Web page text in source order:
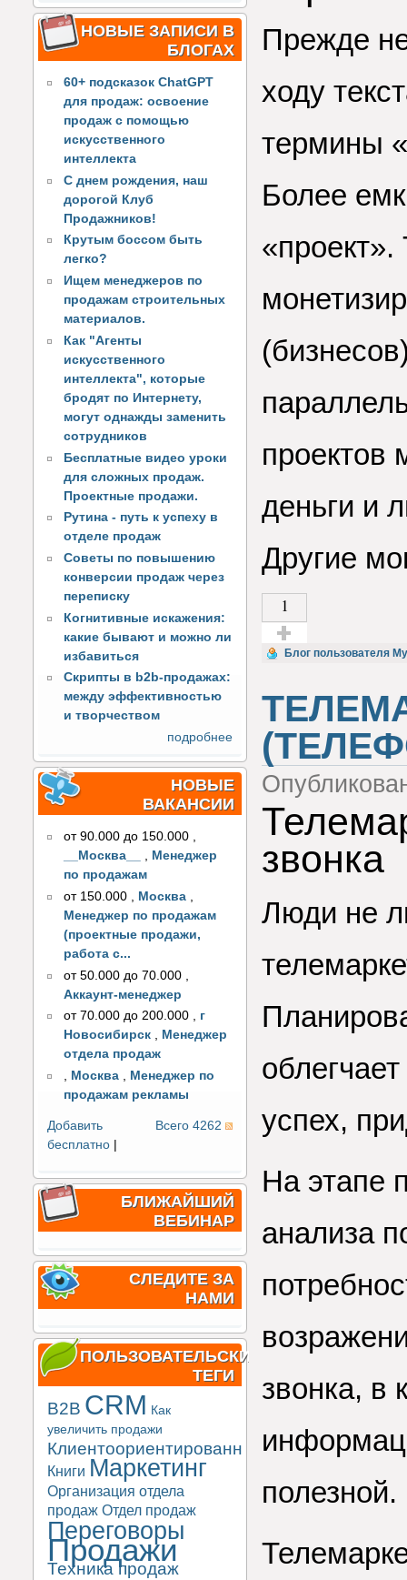
НОВЫЕ ЗАПИСИ В
БЛОГАХ
60+ подсказок ChatGPT
для продаж: освоение
продаж с помощью
искусственного
интеллекта
С днем рождения, наш
дорогой Клуб
Продажников!
Крутым боссом быть
легко?
Ищем менеджеров по
продажам строительных
материалов.
Как "Агенты
искусственного
интеллекта", которые
бродят по Интернету,
могут однажды заменить
сотрудников
Бесплатные видео уроки
для сложных продаж.
Проектные продажи.
Рутина - путь к успеху в
отделе продаж
Советы по повышению
конверсии продаж через
переписку
Когнитивные искажения:
какие бывают и можно ли
избавиться
Скрипты в b2b-продажах:
между эффективностью
и творчеством
подробнее
НОВЫЕ
ВАКАНСИИ
от 90.000 до 150.000 ,
__Москва__
, Менеджер
по продажам
от 150.000
Москва
Менеджер по продажам
(проектные продажи,
работа с...
от 50.000 до 70.000
Аккаунт-менеджер
от 70.000 до 200.000 , г
Новосибирск , Менеджер
отдела продаж
, Москва , Менеджер по
продажам рекламы
Всего 4262
Добавить
бесплатно
БЛИЖАЙШИЙ
ВЕБИНАР
СЛЕДИТЕ ЗА
НАМИ
ПОЛЬЗОВАТЕЛЬСКИЕ
ТЕГИ
B2B CRM Как
увеличить продажи
Клиентоориентированность
Книги Маркетинг
Организация отдела
продаж Отдел продаж
Переговоры
Продажи
Техника продаж
Прежде
ходу
термины
Более
«проект».
проектов
деньги и
Другие
1
Голос за!
Блог пользователя
звонка
Люди не
успех,
На этапе
анализа
звонка, в
полезной.